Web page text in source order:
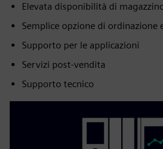
Elevata disponibilità di
Semplice opzione di ordinazione
Supporto per le applicazioni
Servizi post-vendita
Supporto tecnico